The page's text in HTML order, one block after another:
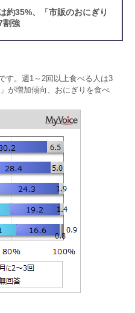
約35%、「市販のおにぎり
割強
す。週1～2回以上食べる人は3
が増加傾向、おにぎりを食べ